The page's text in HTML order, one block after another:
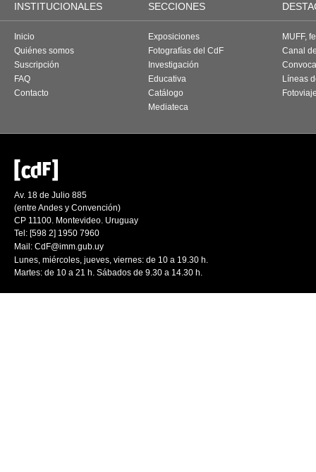
INSTITUCIONALES SECCIONES
Inicio
Quiénes somos
Suscripción
FAQ
Contacto
Exposiciones
Fotografías del CdF
Investigación
Educativa
Catálogo
Mediateca
MUFF,
Canal
Líneas
Av. 18 de Julio 885
(entre Andes y Convención)
CP 11100. Montevideo. Uruguay
Tel: [598 2] 1950 7960
Mail: CdF@imm.gub.uy
Lunes, miércoles, jueves, viernes: de 10 a 19.30 h.
Martes: de 10 a 21 h. Sábados de 9.30 a 14.30 h.